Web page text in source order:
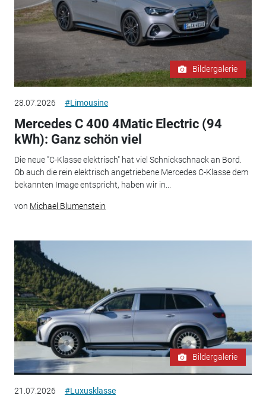
Bildergalerie
28.07.2026 #Limousine
Mercedes C 400 4Matic Electric (94
kWh): Ganz schön viel
Die neue "C-Klasse elektrisch" hat viel Schnickschnack an Bord.
Ob auch die rein elektrisch angetriebene Mercedes C-Klasse dem
bekannten Image entspricht, haben wir in...
von Michael Blumenstein
Bildergalerie
21.07.2026 #Luxusklasse